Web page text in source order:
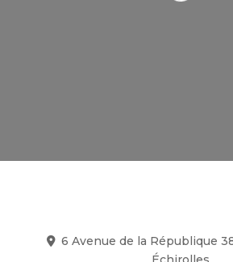
6 Avenue de la République